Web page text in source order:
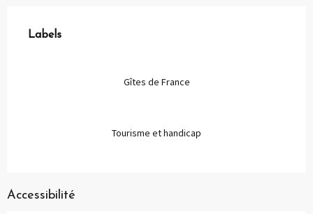
Labels
Labels
Gîtes de France
Tourisme et handicap
Accessibilité